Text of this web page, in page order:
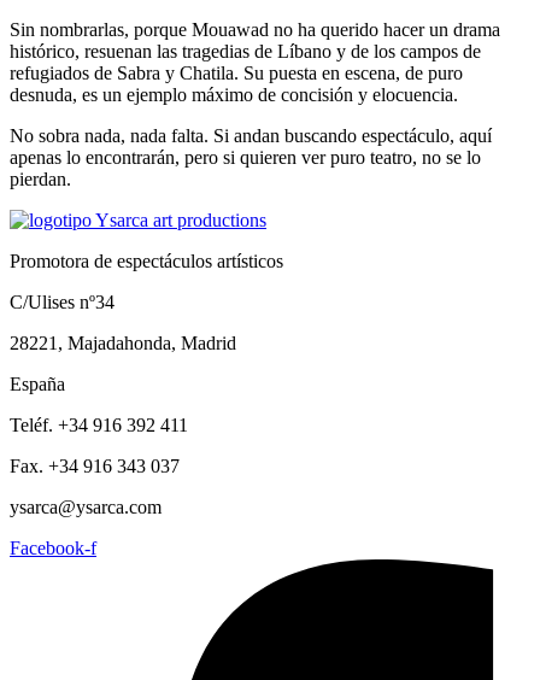
Sin nombrarlas, porque Mouawad no ha querido hacer un drama
histórico, resuenan las tragedias de Líbano y de los campos de
refugiados de Sabra y Chatila. Su puesta en escena, de puro
desnuda, es un ejemplo máximo de concisión y elocuencia.
No sobra nada, nada falta. Si andan buscando espectáculo, aquí
apenas lo encontrarán, pero si quieren ver puro teatro, no se lo
pierdan.
Promotora de espectáculos artísticos
C/Ulises nº34
28221, Majadahonda, Madrid
España
Teléf. +34 916 392 411
Fax. +34 916 343 037
ysarca@ysarca.com
Facebook-f